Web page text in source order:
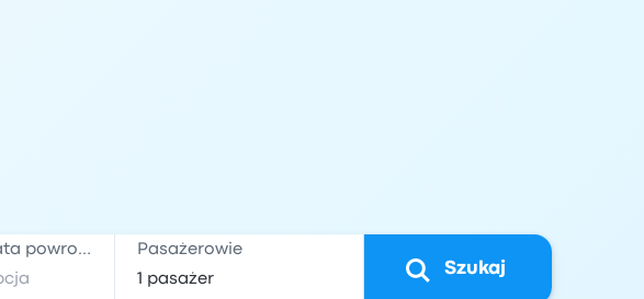
Data powrotu Pasażerowie
Szukaj